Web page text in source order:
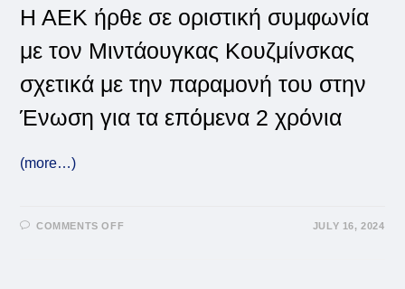
Η ΑΕΚ ήρθε σε οριστική συμφωνία
με τον Μιντάουγκας Κουζμίνσκας
σχετικά με την παραμονή του στην
Ένωση για τα επόμενα 2 χρόνια
(more…)
COMMENTS OFF JULY 16, 2024